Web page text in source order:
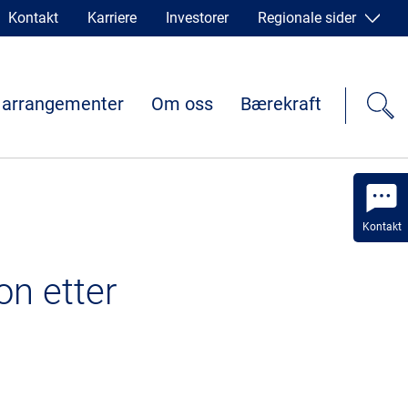
Kontakt
Kontakt Karriere Investorer Regionale sider
Om oss Bærekraft
etter